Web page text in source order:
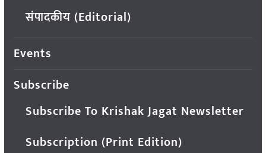
संपादकीय (Editorial)
Events
Subscribe
Subscribe To Krishak Jagat Newsletter
Subscription (Print Edition)